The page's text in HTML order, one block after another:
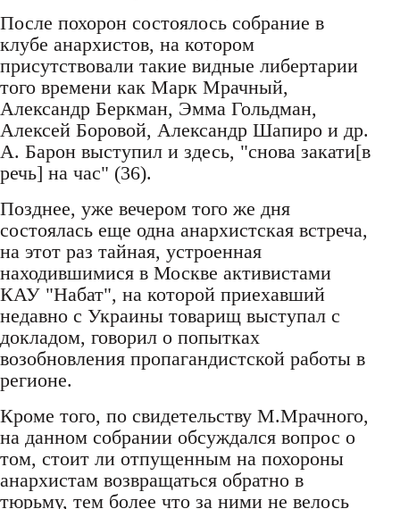
После похорон состоялось собрание в
клубе анархистов, на котором
присутствовали такие видные либертарии
того времени как Марк Мрачный,
Александр Беркман, Эмма Гольдман,
Алексей Боровой, Александр Шапиро и др.
А. Барон выступил и здесь, "снова закати[в
речь] на час" (36).
Позднее, уже вечером того же дня
состоялась еще одна анархистская встреча,
на этот раз тайная, устроенная
находившимися в Москве активистами
КАУ "Набат", на которой приехавший
недавно с Украины товарищ выступал с
докладом, говорил о попытках
возобновления пропагандистской работы в
регионе.
Кроме того, по свидетельству М.Мрачного,
на данном собрании обсуждался вопрос о
том, стоит ли отпущенным на похороны
анархистам возвращаться обратно в
тюрьму, тем более что за ними не велось